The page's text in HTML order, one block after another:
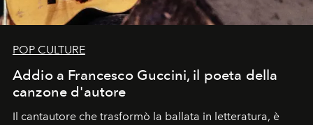
POP CULTURE
Addio a Francesco Guccini, il poeta della
canzone d'autore
Il cantautore che trasformò la ballata in letteratura, è